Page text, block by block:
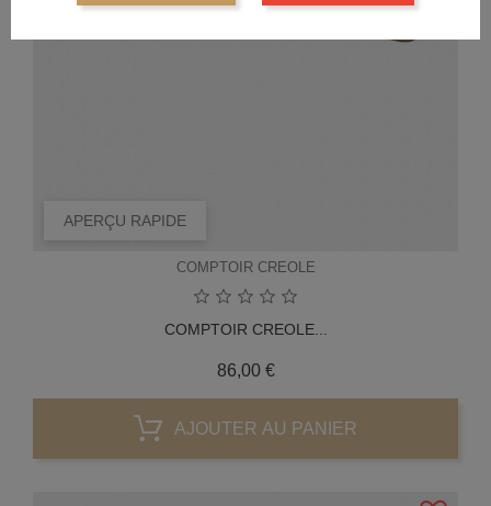
APERÇU RAPIDE
COMPTOIR CREOLE
COMPTOIR CREOLE...
86,00 €Prix
AJOUTER AU PANIER